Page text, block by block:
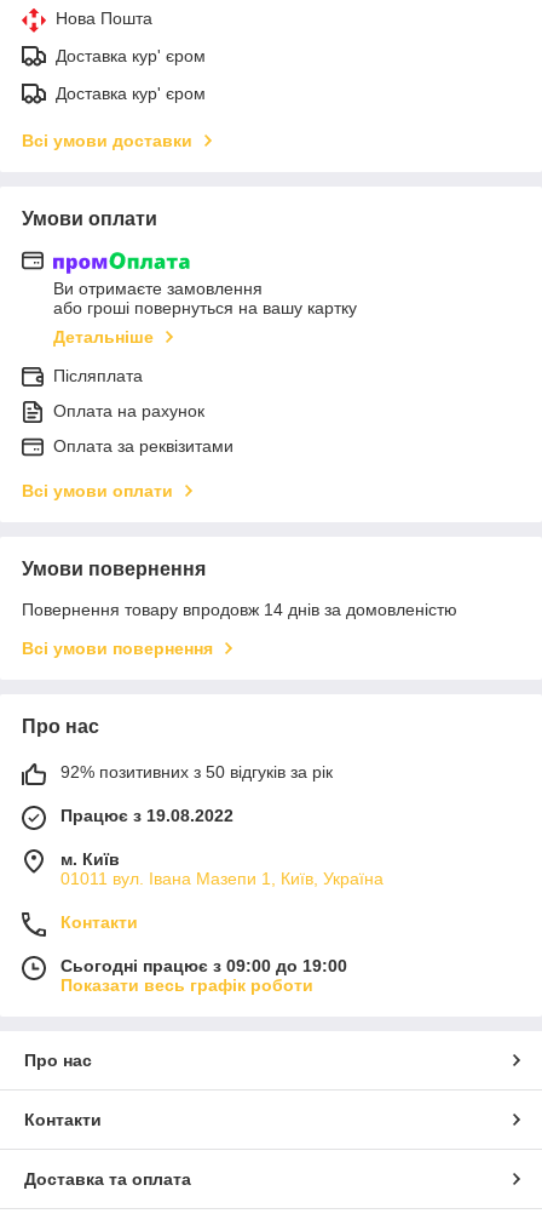
Нова Пошта
Доставка кур' єром
Доставка кур' єром
Всі умови доставки
Умови оплати
Ви отримаєте замовлення
або гроші повернуться на вашу картку
Детальніше
Післяплата
Оплата на рахунок
Оплата за реквізитами
Всі умови оплати
Умови повернення
Повернення товару впродовж 14 днів за домовленістю
Всі умови повернення
Про нас
92% позитивних з 50 відгуків за рік
Працює з 19.08.2022
м. Київ
01011 вул. Івана Мазепи 1, Київ, Україна
Контакти
Сьогодні працює з 09:00 до 19:00
Показати весь графік роботи
Про нас
Контакти
Доставка та оплата